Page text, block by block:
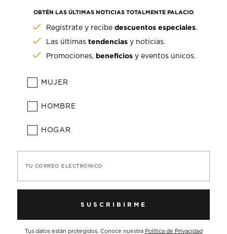
OBTÉN LAS ÚLTIMAS NOTICIAS TOTALMENTE PALACIO
Regístrate y recibedescuentos especiales.
Las últimastendencias y noticias.
Promociones, beneficios y eventos únicos.
MUJER
HOMBRE
HOGAR
TU CORREO ELECTRÓNICO
SUSCRIBIRME
Tus datos están protegidos. Conoce nuestra Política de Privacidad